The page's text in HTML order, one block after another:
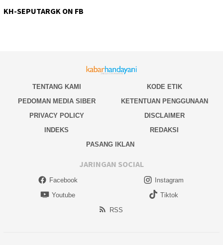
KH-SEPUTARGK ON FB
TENTANG KAMI
KODE ETIK
PEDOMAN MEDIA SIBER
KETENTUAN PENGGUNAAN
PRIVACY POLICY
DISCLAIMER
INDEKS
REDAKSI
PASANG IKLAN
JARINGAN SOCIAL
Facebook
Instagram
Youtube
Tiktok
RSS